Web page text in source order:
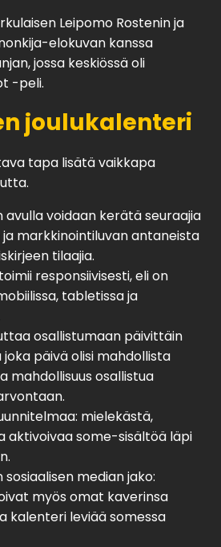
Leipomo Rostenin ja
elokuvan kanssa
jossa keskiössä oli
-peli.
joulukalenteri
tapa lisätä vaikkapa
avulla voidaan kerätä seuraajia
markkinointiluvan antaneista
tilaajia.
responsiivisesti, eli on
tabletissa ja
osallistumaan päivittäin
joka päivä olisi mahdollista
mahdollisuus osallistua
mielekästä,
aktivoivaa some-sisältöä läpi
median jako:
myös omat kaverinsa
kalenteri leviää somessa